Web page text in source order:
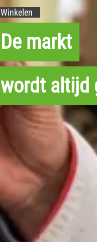
Winkelen
De markt
wordt altijd